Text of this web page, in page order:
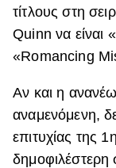
τίτλους στη
Quinn να είναι
«Romancing
Αν και η
αναμενόμενη,
επιτυχίας της